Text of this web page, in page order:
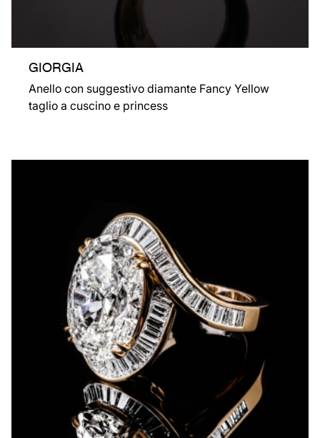
GIORGIA
Anello con suggestivo diamante Fancy Yellow
taglio a cuscino e princess